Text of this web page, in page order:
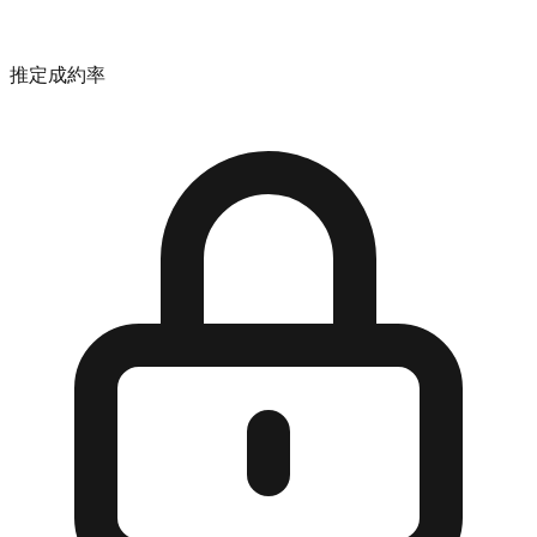
推定成約率